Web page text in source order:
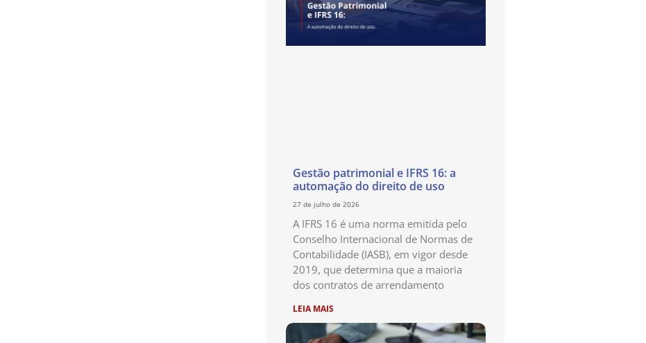
Gestão patrimonial e IFRS 16: a
automação do direito de uso
27 de julho de 2026
A IFRS 16 é uma norma emitida pelo
Conselho Internacional de Normas de
Contabilidade (IASB), em vigor desde
2019, que determina que a maioria
dos contratos de arrendamento
LEIA MAIS